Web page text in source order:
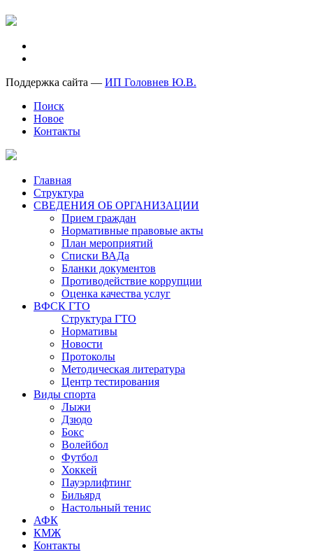
Поддержка сайта — ИП Головнев Ю.В.
Поиск
Новое
Контакты
Главная
Структура
СВЕДЕНИЯ ОБ ОРГАНИЗАЦИИ
Прием граждан
Нормативные правовые акты
План мероприятий
Списки ВАДа
Бланки документов
Противодействие коррупции
Оценка качества услуг
ВФСК ГТО
Структура ГТО
Нормативы
Новости
Протоколы
Методическая литература
Центр тестирования
Виды спорта
Лыжи
Дзюдо
Бокс
Волейбол
Футбол
Хоккей
Пауэрлифтинг
Бильярд
Настольный тенис
АФК
КМЖ
Контакты